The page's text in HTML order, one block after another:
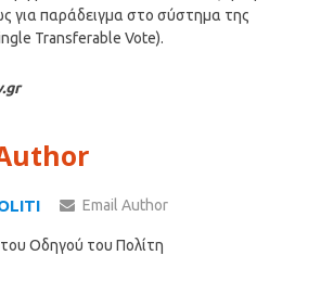
για παράδειγμα στο σύστημα της
Transferable Vote).
Email Author
Οδηγού του Πολίτη